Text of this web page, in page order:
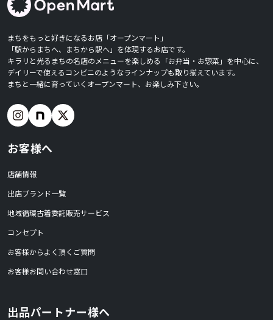
まちをもっと好きになるお店「オープンマート」
「駅からまちへ、まちから駅へ」を体現するお店です。
キラリと光るまちの名店のメニューを楽しめる「お弁当・お惣菜」を中心に、
デイリーで使えるコンビニのようなラインナップも取り揃えています。
まちと一緒に育っていくオープンマート、お楽しみ下さい。
お客様へ
店舗情報
出店ブランド一覧
地域循環古着委託販売サービス
コンセプト
お客様からよく頂くご質問
お客様お問い合わせ窓口
出品パートナー様へ